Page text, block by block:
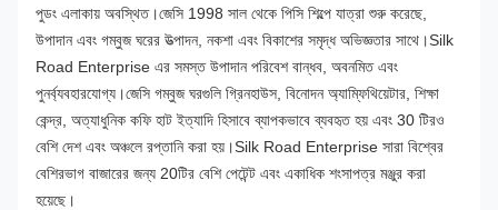
পুডং এলাকায় অবস্থিত।জেসি 1998 সাল থেকে পিসি শিল্পে যাত্রা শুরু করেছে,
উপাদান এবং গম্বুজ ঘরের উত্পাদন, নকশা এবং বিকাশের সমৃদ্ধ অভিজ্ঞতার সাথে।Silk
Road Enterprise এর সমস্ত উপাদান পরিবেশ বান্ধব, অবনমিত এবং
পুনর্ব্যবহারযোগ্য।জেসি গম্বুজ ঘরগুলি গ্রিনহাউস, বিনোদন অ্যাম্ফিথিয়েটার, শিক্ষা
কেন্দ্র, অত্যাধুনিক কফি হাট ইত্যাদি হিসাবে ব্যাপকভাবে ব্যবহৃত হয় এবং 30 টিরও
বেশি দেশ এবং অঞ্চলে রপ্তানি করা হয়।Silk Road Enterprise সারা বিশ্বের
বেশিরভাগ বাজারের জন্য 20টির বেশি পেটেন্ট এবং একাধিক শংসাপত্র মঞ্জুর করা
হয়েছে।